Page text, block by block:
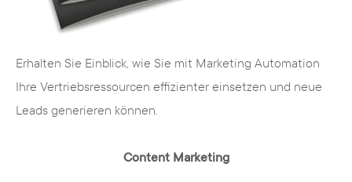
Erhalten Sie Einblick, wie Sie mit Marketing Automation
Ihre Vertriebsressourcen effizienter einsetzen und neue
Leads generieren können.
Content Marketing